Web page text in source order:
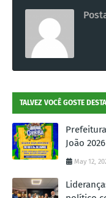
TALVEZ VOCÊ GOSTE
João 2026
May 12,